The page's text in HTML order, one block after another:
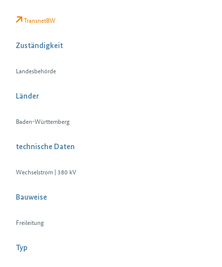
TransnetBW
Zuständigkeit
Landesbehörde
Länder
Baden-Württemberg
technische Daten
Wechselstrom | 380 kV
Bauweise
Freileitung
Typ